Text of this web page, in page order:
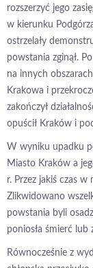
rozszerzyć jego
w kierunku
ostrzelały
powstania zginął.
na innych
Krakowa i
zakończył
opuścił Kraków i
W wyniku upadku
Miasto Kraków a
r. Przez jakiś czas
Zlikwidowano
powstania byli
poniosła śmierć lub
Równocześnie z